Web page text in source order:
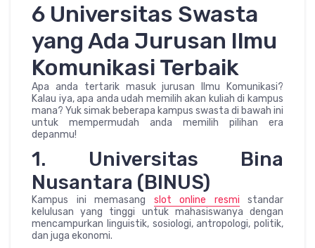
6 Universitas Swasta
yang Ada Jurusan Ilmu
Komunikasi Terbaik
Apa anda tertarik masuk jurusan Ilmu Komunikasi?
Kalau iya, apa anda udah memilih akan kuliah di kampus
mana? Yuk simak beberapa kampus swasta di bawah ini
untuk mempermudah anda memilih pilihan era
depanmu!
1. Universitas Bina
Nusantara (BINUS)
Kampus ini memasang slot online resmi standar
kelulusan yang tinggi untuk mahasiswanya dengan
mencampurkan linguistik, sosiologi, antropologi, politik,
dan juga ekonomi.